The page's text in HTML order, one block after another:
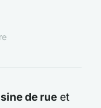
de rue et